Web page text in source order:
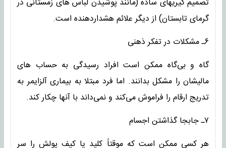
گرمای تابستان) از دیگر علائم هشداردهنده است.
۶ـ مشکلات در تفکر ذهنی
گاه و بی‌گاه ممکن است افراد رسیدگی به حساب های
مالیشان را مشکل بدانند. اما فرد مبتلا به بیماری آلزایمر به
تدریج ارقام را فراموش می‌کند و نمی‌داند با آنها چکار کند.
۷ـ جابجا گذاشتن اجسام
هر کسی ممکن است که موقتاً کلید یا کیف پولش را سر